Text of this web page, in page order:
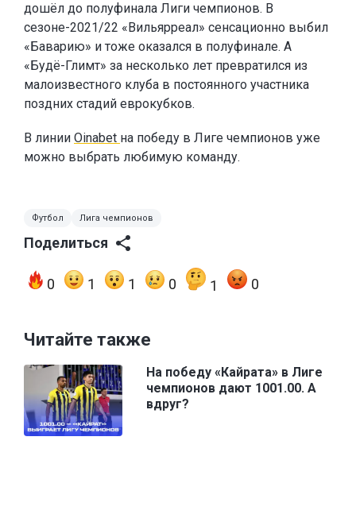
дошёл до полуфинала Лиги чемпионов. В
сезоне-2021/22 «Вильярреал» сенсационно выбил
«Баварию» и тоже оказался в полуфинале. А
«Будё-Глимт» за несколько лет превратился из
малоизвестного клуба в постоянного участника
поздних стадий еврокубков.
В линии Oinabet на победу в Лиге чемпионов уже
можно выбрать любимую команду.
Футбол Лига чемпионов
Поделиться
0 1 1 0 1 0
Читайте также
На победу «Кайрата» в Лиге
чемпионов дают 1001.00. А
вдруг?